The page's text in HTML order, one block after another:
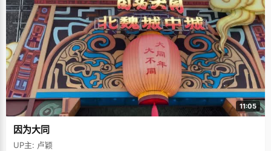
11:05
因为大同
UP主: 卢颖